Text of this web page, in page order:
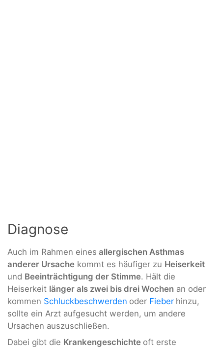
Diagnose
Auch im Rahmen eines allergischen Asthmas
anderer Ursache kommt es häufiger zu Heiserkeit
und Beeinträchtigung der Stimme. Hält die
Heiserkeit länger als zwei bis drei Wochen an oder
kommen Schluckbeschwerden oder Fieber hinzu,
sollte ein Arzt aufgesucht werden, um andere
Ursachen auszuschließen.
Dabei gibt die Krankengeschichte oft erste